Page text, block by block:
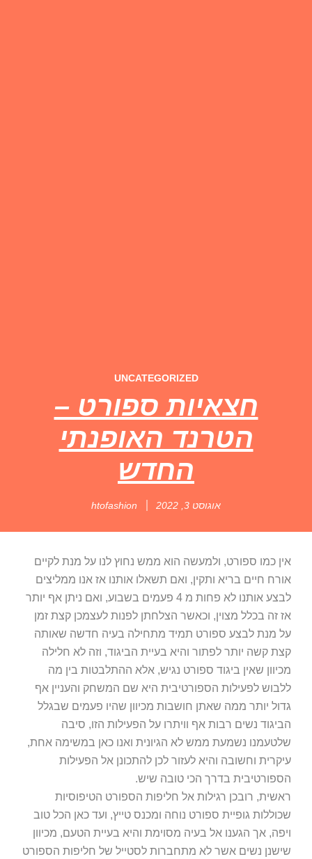
UNCATEGORIZED
חצאיות ספורט –
הטרנד האופנתי
החדש
אוגוסט 3, 2022 htofashion
אין כמו ספורט, ולמעשה הוא ממש נחוץ לנו על מנת לקיים
אורח חיים בריא ותקין, ואם תשאלו אותנו אז אנו ממליצים
לבצע אותנו לא פחות מ 4 פעמים בשבוע, ואם ניתן אף יותר
אז זה בכלל מצוין, וכאשר הצלחתן לפנות לעצמכן קצת זמן
על מנת לבצע ספורט תמיד מתחילה בעיה חדשה שאותה
קצת קשה יותר לפתור והיא בעיית הביגוד, וזה לא חלילה
מכיוון שאין ביגוד ספורט נגיש, אלא ההתלבטות בין מה
ללבוש לפעילות הספורטיבית היא שם המשחק והעניין אף
גדול יותר ממה שאתן חושבות מכיוון שהיו פעמים שבגלל
הביגוד נשים רבות אף וויתרו על הפעילות הזו, סיבה
שלטעמנו נשמעת ממש לא הגיונית ואנו כאן במשימה אחת,
עיקרית וחשובה והיא לעזור לכן להתכונן אל הפעילות
הספורטיבית בדרך הכי טובה שיש.
ראשית, רובכן רגילות אל חליפות הספורט הטיפוסיות
שכוללות גופיית ספורט נוחה ומכנס טייץ, ועד כאן הכל טוב
ויפה, אך הגענו אל בעיה מסוימת והיא בעיית הטעם, מכיוון
שישנן נשים אשר לא מתחברות לסטייל של חליפות הספורט